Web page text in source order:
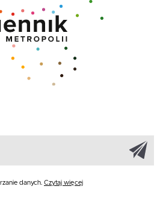
danych. Czytaj więcej